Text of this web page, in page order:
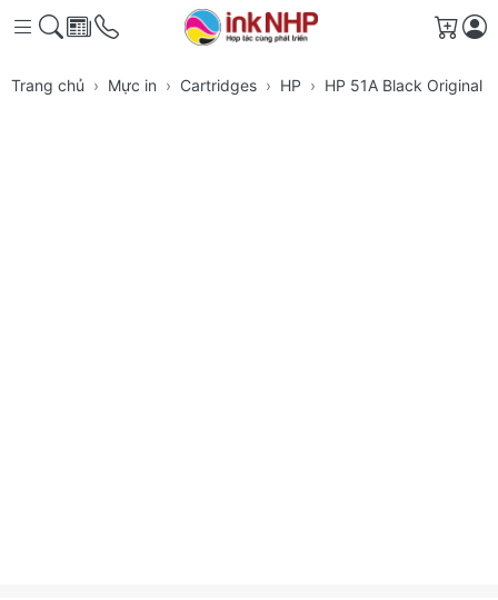
Giỏ
Trang chủ Mực in Cartridges HP HP 51A Black Original